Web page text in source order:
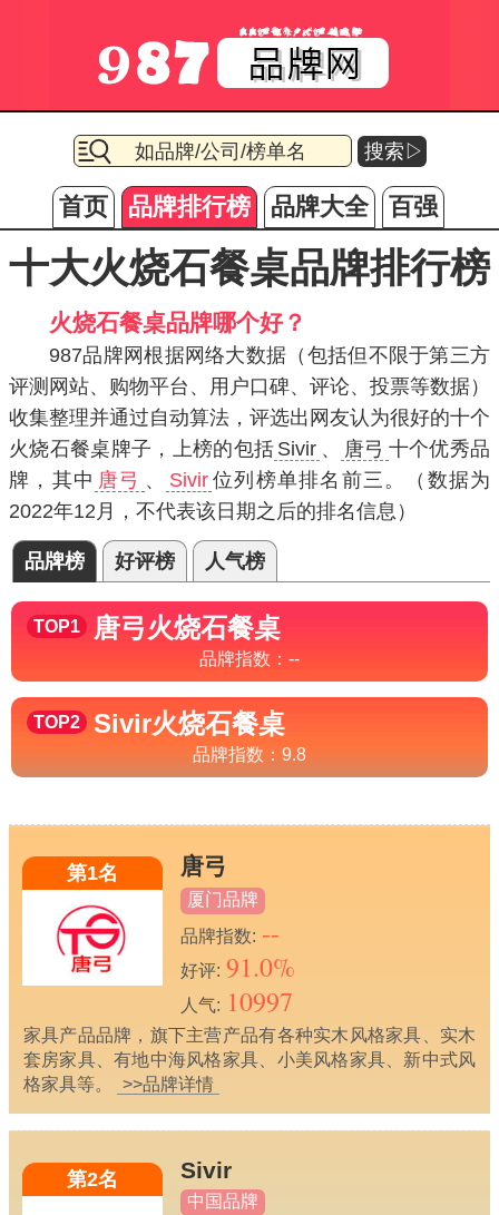
搜索▷
首页 品牌排行榜 品牌大全 百强
十大火烧石餐桌品牌排行榜
火烧石餐桌品牌哪个好？
987品牌网根据网络大数据（包括但不限于第三方
评测网站、购物平台、用户口碑、评论、投票等数据）
收集整理并通过自动算法，评选出网友认为很好的十个
火烧石餐桌牌子，上榜的包括 Sivir 、 唐弓 十个优秀品
牌，其中 唐弓 、 Sivir 位列榜单排名前三。（数据为
2022年12月，不代表该日期之后的排名信息）
品牌榜 好评榜 人气榜
TOP1 唐弓火烧石餐桌
品牌指数： --
TOP2 Sivir火烧石餐桌
品牌指数： 9.8
第1名 唐弓
厦门品牌
品牌指数: --
好评: 91.0%
人气: 10997
家具产品品牌，旗下主营产品有各种实木风格家具、实木
套房家具、有地中海风格家具、小美风格家具、新中式风
格家具等。
>>品牌详情
第2名 Sivir
中国品牌